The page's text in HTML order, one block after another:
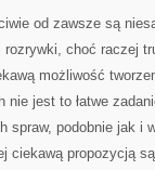
od zawsze są
choć raczej
możliwość
nie jest to łatwe
spraw, podobnie jak i
ciekawą propozycją